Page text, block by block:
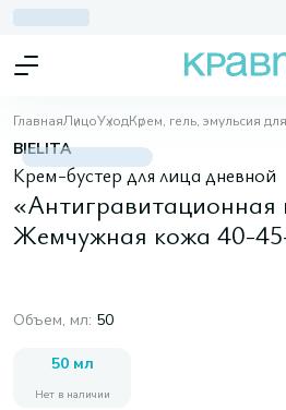
ГлавнаяЛицоУходКрем, гель, эмульсия
BIELITA
Крем-бустер для лица дневной
«Антигравитационная
Жемчужная кожа 40-
Объем, мл: 50
50 мл
Нет в наличии